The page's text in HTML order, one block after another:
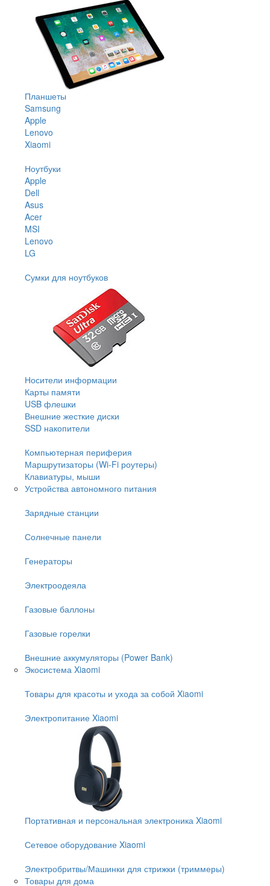
Планшеты
Samsung
Apple
Lenovo
Xiaomi
Ноутбуки
Apple
Dell
Asus
Acer
MSI
Lenovo
LG
Сумки для ноутбуков
Носители информации
Карты памяти
USB флешки
Внешние жесткие диски
SSD накопители
Компьютерная периферия
Маршрутизаторы (Wi-Fi роутеры)
Клавиатуры, мыши
Устройства автономного питания
Зарядные станции
Солнечные панели
Генераторы
Электроодеяла
Газовые баллоны
Газовые горелки
Внешние аккумуляторы (Power Bank)
Экосистема Xiaomi
Товары для красоты и ухода за собой Xiaomi
Электропитание Xiaomi
Портативная и персональная электроника Xiaomi
Сетевое оборудование Xiaomi
Электробритвы/Машинки для стрижки (триммеры)
Товары для дома